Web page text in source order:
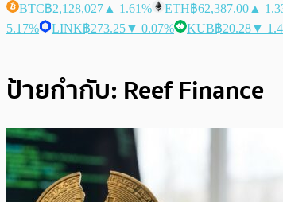
BTC฿2,128,027 ▲ 1.61% ETH฿62,387.00 ▲
5.17%
LINK฿273.25▼ 0.07% KUB฿20.28▼
ป้ายกำกับ: Reef Finance